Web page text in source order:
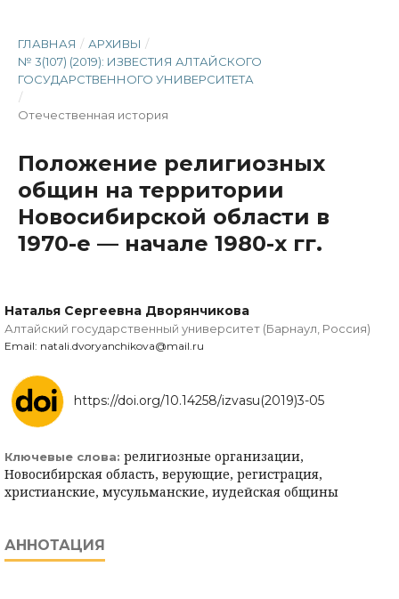
ГЛАВНАЯ / АРХИВЫ /
№ 3(107) (2019): ИЗВЕСТИЯ АЛТАЙСКОГО
ГОСУДАРСТВЕННОГО УНИВЕРСИТЕТА
/
Отечественная история
Положение религиозных
общин на территории
Новосибирской области в
1970-е — начале 1980-х гг.
Наталья Сергеевна Дворянчикова
Алтайский государственный университет (Барнаул, Россия)
Email: natali.dvoryanchikova@mail.ru
https://doi.org/10.14258/izvasu(2019)3-05
Ключевые слова: религиозные организации,
Новосибирская область, верующие, регистрация,
христианские, мусульманские, иудейская общины
АННОТАЦИЯ